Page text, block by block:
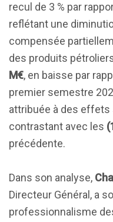
recul de 3 % par
reflétant une
compensée
des produits
M€, en baisse par
premier semestre
attribuée à des
contrastant avec les
précédente.
Dans son analyse,
Directeur Général, a
professionnalisme